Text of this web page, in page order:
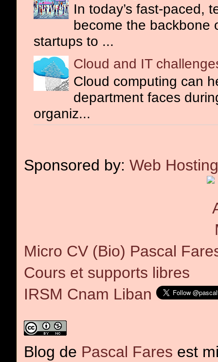
In today’s fast-paced,
become the backbone
startups to ...
Cloud and IT
Cloud computing can
department faces
organiz...
Sponsored by: Web
Micro CV (Bio) Pascal
Cours et supports libres
IRSM Cnam Liban
Blog de Pascal Fares est